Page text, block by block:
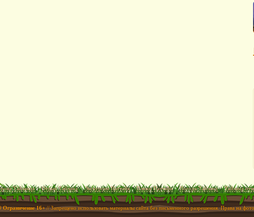
Тайланда Отдых Тайланд Экскурсии Паттайя Пляжи Паттайи Погода Тайланд Тайланд
Ограничение 16+// Запрещено использовать материалы сайта без письменного разрешения. Права на